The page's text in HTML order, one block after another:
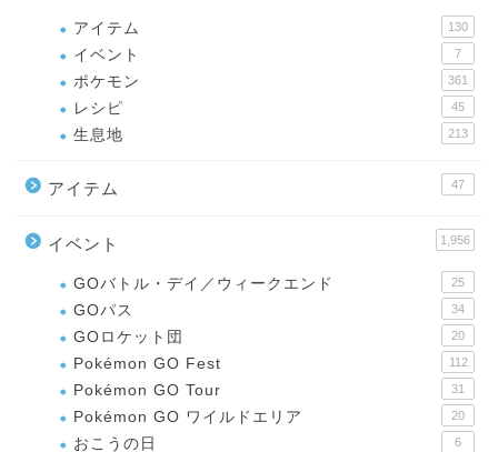
アイテム 130
イベント 7
ポケモン 361
レシピ 45
生息地 213
アイテム 47
イベント 1,956
GOバトル・デイ／ウィークエンド 25
GOパス 34
GOロケット団 20
Pokémon GO Fest 112
Pokémon GO Tour 31
Pokémon GO ワイルドエリア 20
おこうの日 6